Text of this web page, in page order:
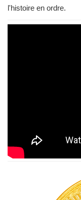
l'histoire en ordre.